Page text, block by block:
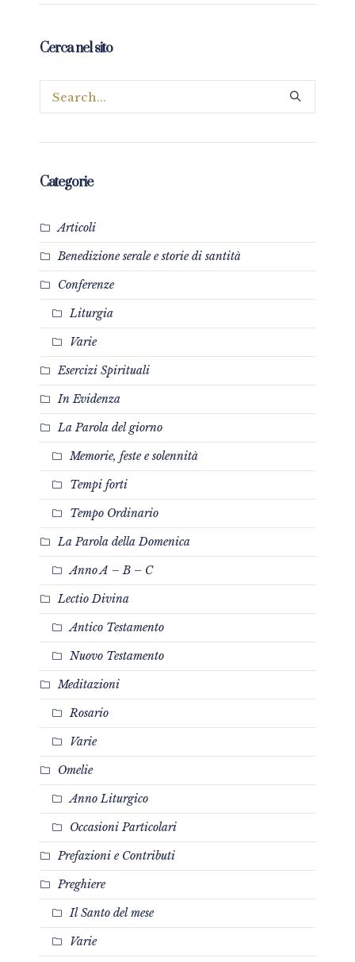
Cerca nel sito
Categorie
Articoli
Benedizione serale e storie di santità
Conferenze
Liturgia
Varie
Esercizi Spirituali
In Evidenza
La Parola del giorno
Memorie, feste e solennità
Tempi forti
Tempo Ordinario
La Parola della Domenica
Anno A – B – C
Lectio Divina
Antico Testamento
Nuovo Testamento
Meditazioni
Rosario
Varie
Omelie
Anno Liturgico
Occasioni Particolari
Prefazioni e Contributi
Preghiere
Il Santo del mese
Varie